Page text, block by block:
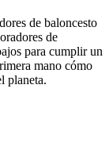
de baloncesto
de
para cumplir un
mano cómo
planeta.